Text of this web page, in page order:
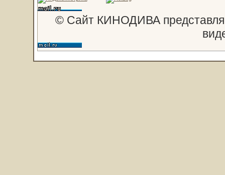
© Сайт КИНОДИВА